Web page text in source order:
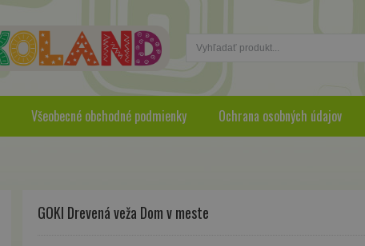
Všeobecné obchodné podmienky Ochrana osobných údajov
GOKI Drevená veža Dom v meste